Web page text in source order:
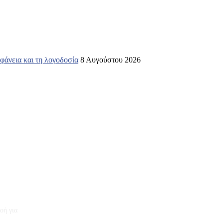
και τη λογοδοσία 8 Αυγούστου 2026